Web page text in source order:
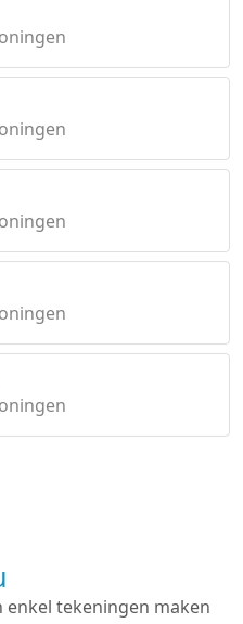
enkel tekeningen maken